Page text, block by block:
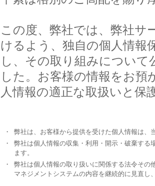
この度、弊社では、弊社サ
けるよう、独自の個人情報
し、その取り組みについ
した。お客様の情報をお預
人情報の適正な取扱いと保
・
弊社は、お客様から提供を受けた個人情報は、
・
弊社は個人情報の収集・利用・開示・破棄する
ます。
・
弊社は個人情報の取り扱いに関係する法令その
マネジメントシステムの内容を継続的に見直し